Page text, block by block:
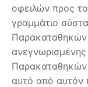
οφειλών προς
γραμμάτιο
Παρακαταθηκών
Παρακαταθηκών
αυτό από αυτόν